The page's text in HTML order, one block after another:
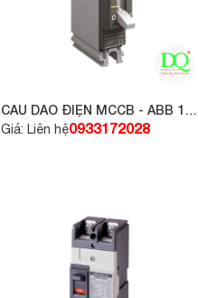
CẦU DAO ĐIỆN MCCB - ABB 1P
32A 18kA loại A1C
Giá: Liên hệ0933172028